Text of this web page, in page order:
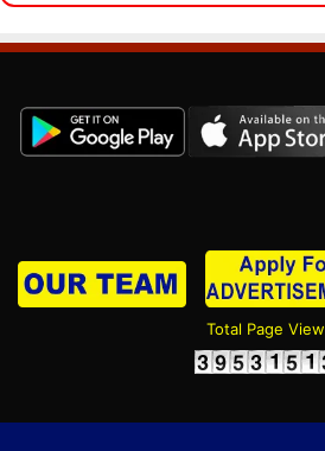
Total Page View